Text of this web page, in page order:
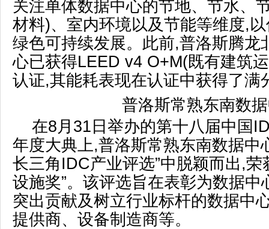
关注单体数据中心的节地、节水、
材料)、室内环境以及节能等维度,
绿色可持续发展。此前,普洛斯腾龙
心已获得LEED v4 O+M(既有建筑
认证,其能耗表现在认证中获得了满
普洛斯常熟东南数
在8月31日举办的第十八届中国
年度大典上,普洛斯常熟东南数据中
长三角IDC产业评选”中脱颖而出,荣
设施奖”。该评选旨在表彰为数据中
突出贡献及树立行业标杆的数据中
提供商、设备制造商等。